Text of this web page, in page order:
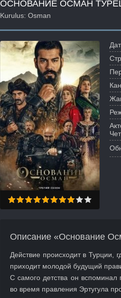
ОСНОВАНИЕ ОСМАН
Kurulus: Osman
Описание «Основание
Действие происходит в Турции,
приходит молодой будущий
С самого детства он
во время правления Эртугула